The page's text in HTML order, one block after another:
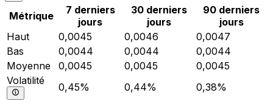
Métrique
7 derniers
jours
30 derniers
jours
90 derniers
jours
Haut
0,0045 0,0046
0,0047
Bas
0,0044 0,0044
0,0044
Moyenne
0,0045 0,0045
0,0045
Volatilité
0,45% 0,44% 0,38%